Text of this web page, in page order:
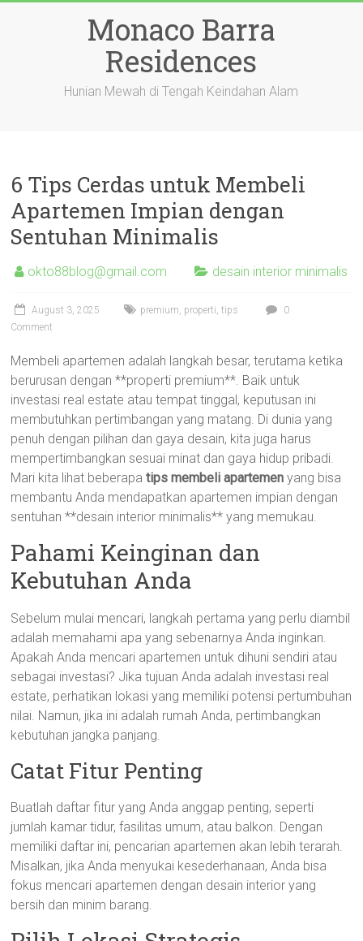
Monaco Barra
Residences
Hunian Mewah di Tengah Keindahan Alam
6 Tips Cerdas untuk Membeli
Apartemen Impian dengan
Sentuhan Minimalis
okto88blog@gmail.com desain interior minimalis
August 3, 2025 premium, properti,tips
0
Comment
Membeli apartemen adalah langkah besar, terutama ketika
berurusan dengan **properti premium**. Baik untuk
investasi real estate atau tempat tinggal, keputusan ini
membutuhkan pertimbangan yang matang. Di dunia yang
penuh dengan pilihan dan gaya desain, kita juga harus
mempertimbangkan sesuai minat dan gaya hidup pribadi.
Mari kita lihat beberapatips membeli apartemen yang bisa
membantu Anda mendapatkan apartemen impian dengan
sentuhan **desain interior minimalis** yang memukau.
Pahami Keinginan dan
Kebutuhan Anda
Sebelum mulai mencari, langkah pertama yang perlu diambil
adalah memahami apa yang sebenarnya Anda inginkan.
Apakah Anda mencari apartemen untuk dihuni sendiri atau
sebagai investasi? Jika tujuan Anda adalah investasi real
estate, perhatikan lokasi yang memiliki potensi pertumbuhan
nilai. Namun, jika ini adalah rumah Anda, pertimbangkan
kebutuhan jangka panjang.
Catat Fitur Penting
Buatlah daftar fitur yang Anda anggap penting, seperti
jumlah kamar tidur, fasilitas umum, atau balkon. Dengan
memiliki daftar ini, pencarian apartemen akan lebih terarah.
Misalkan, jika Anda menyukai kesederhanaan, Anda bisa
fokus mencari apartemen dengan desain interior yang
bersih dan minim barang.